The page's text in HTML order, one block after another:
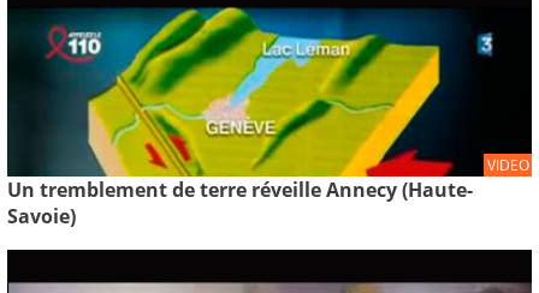
VIDEO
Un tremblement de terre réveille Annecy (Haute-
Savoie)